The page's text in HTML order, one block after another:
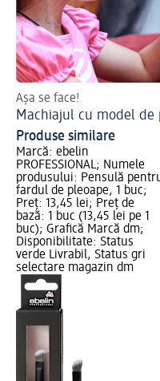
Așa se face!
Machiajul cu model de
Produse similare
Marcă: ebelin
PROFESSIONAL; Numele
produsului: Pensulă
fardul de pleoape, 1 buc;
Preț: 13,45 lei; Preț de
bază: 1 buc (13,45 lei pe 1
buc); Grafică Marcă dm;
Disponibilitate: Status
verde Livrabil, Status gri
selectare magazin dm